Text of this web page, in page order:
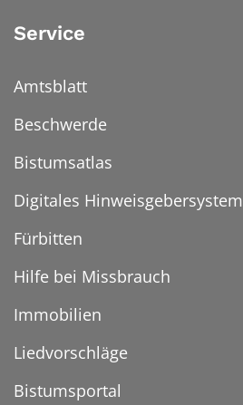
Service
Amtsblatt
Beschwerde
Bistumsatlas
Digitales Hinweisgebersystem
Fürbitten
Hilfe bei Missbrauch
Immobilien
Liedvorschläge
Bistumsportal